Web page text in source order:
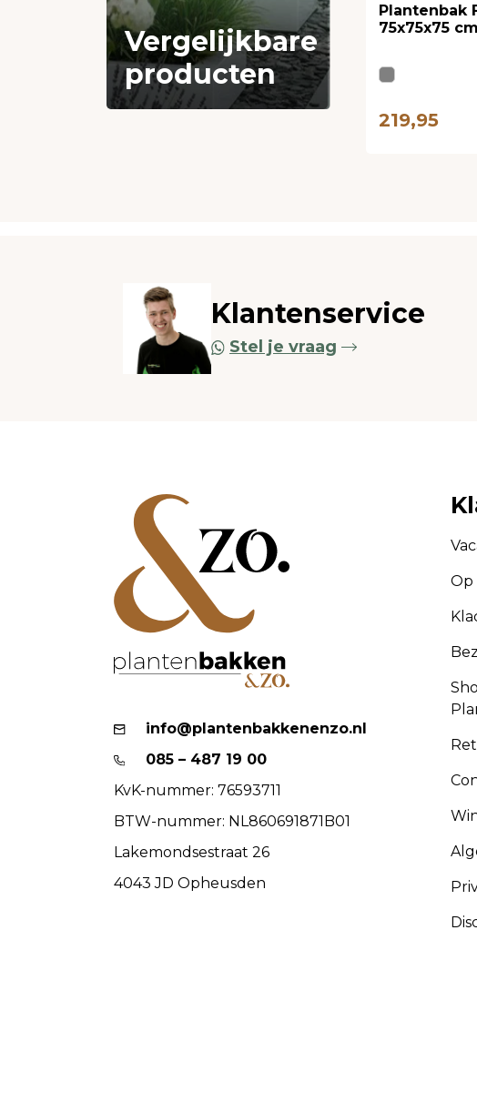
Vergelijkbare
producten
Plantenbak
75x75x75
219,95
Klantenservice
Stel je vraag
info@plantenbakkenenzo.nl
085 – 487 19 00
KvK-nummer: 76593711
BTW-nummer: NL860691871B01
Lakemondsestraat 26
4043 JD Opheusden
Op